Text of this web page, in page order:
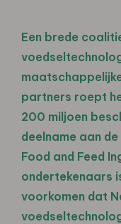
Een brede
partners roept
200 miljoen
deelname aan
Food and Feed
ondertekenaars
voorkomen dat